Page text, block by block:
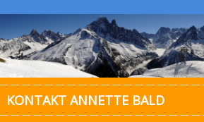
KONTAKT ANNETTE BALD